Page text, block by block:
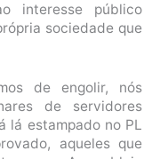
interesse público
sociedade que
de engolir, nós
de servidores
lá estampado no PL
aqueles que